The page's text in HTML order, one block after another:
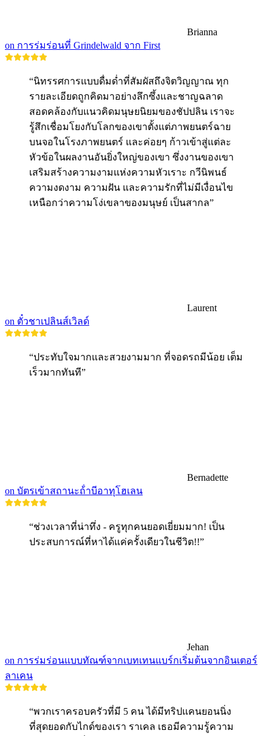
Brianna
on การร่มร่อนที่ Grindelwald จาก First
“นิทรรศการแบบดื่มด่ำที่สัมผัสถึงจิตวิญญาณ ทุก
รายละเอียดถูกคิดมาอย่างลึกซึ้งและชาญฉลาด
สอดคล้องกับแนวคิดมนุษยนิยมของชัปปลิน เราจะ
รู้สึกเชื่อมโยงกับโลกของเขาตั้งแต่ภาพยนตร์ฉาย
บนจอในโรงภาพยนตร์ และค่อยๆ ก้าวเข้าสู่แต่ละ
หัวข้อในผลงานอันยิ่งใหญ่ของเขา ซึ่งงานของเขา
เสริมสร้างความงามแห่งความหัวเราะ กวีนิพนธ์
ความงดงาม ความฝัน และความรักที่ไม่มีเงื่อนไข
เหนือกว่าความโง่เขลาของมนุษย์ เป็นสากล”
Laurent
on ตั๋วชาเปลินส์เวิลด์
“ประทับใจมากและสวยงามมาก ที่จอดรถมีน้อย เต็ม
เร็วมากทันที”
Bernadette
on บัตรเข้าสถานะถ้ําบีอาทุโฮเลน
“ช่วงเวลาที่น่าทึ่ง - ครูทุกคนยอดเยี่ยมมาก! เป็น
ประสบการณ์ที่หาได้แค่ครั้งเดียวในชีวิต!!”
Jehan
on การร่มร่อนแบบทัณฑ์จากเบทเทนแบร์กเริ่มต้นจากอินเตอร์
ลาเคน
“พวกเราครอบครัวที่มี 5 คน ได้มีทริปแคนยอนนิ่ง
ที่สุดยอดกับไกด์ของเรา ราเคล เธอมีความรู้ความ